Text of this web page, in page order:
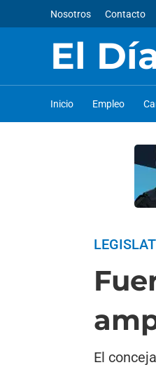
Nosotros Contacto
El
Inicio Empleo
El